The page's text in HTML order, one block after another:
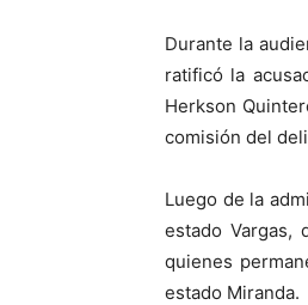
Durante la
ratificó la
Herkson
comisión del
Luego de la
estado Vargas,
quienes
estado Miranda.